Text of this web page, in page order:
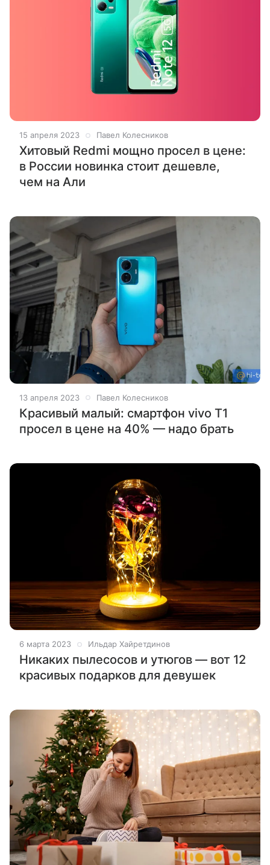
15 апреля 2023 Павел Колесников
Хитовый Redmi мощно просел в цене:
в России новинка стоит дешевле,
чем на Али
13 апреля 2023 Павел Колесников
Красивый малый: смартфон vivo T1
просел в цене на 40% — надо брать
6 марта 2023 Ильдар Хайретдинов
Никаких пылесосов и утюгов — вот 12
красивых подарков для девушек